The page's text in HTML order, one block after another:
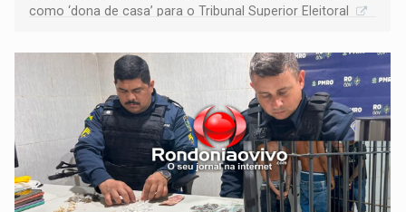
como ‘dona de casa’ para o Tribunal Superior Eleitoral